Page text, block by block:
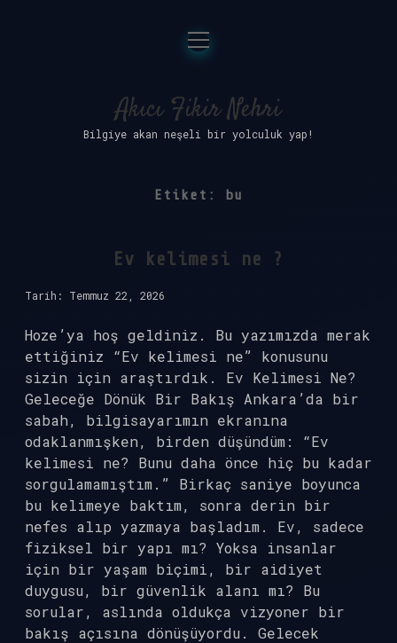
Anasayfa
Gizlilik Politikası
Yasal Uyarı
menüyü
aç
Akıcı Fikir Nehri
Bilgiye akan neşeli bir yolculuk yap!
Etiket: bu
Ev kelimesi ne ?
Tarih: Temmuz 22, 2026
Hoze’ya hoş geldiniz. Bu yazımızda merak
ettiğiniz “Ev kelimesi ne” konusunu
sizin için araştırdık. Ev Kelimesi Ne?
Geleceğe Dönük Bir Bakış Ankara’da bir
sabah, bilgisayarımın ekranına
odaklanmışken, birden düşündüm: “Ev
kelimesi ne? Bunu daha önce hiç bu kadar
sorgulamamıştım.” Birkaç saniye boyunca
bu kelimeye baktım, sonra derin bir
nefes alıp yazmaya başladım. Ev, sadece
fiziksel bir yapı mı? Yoksa insanlar
için bir yaşam biçimi, bir aidiyet
duygusu, bir güvenlik alanı mı? Bu
sorular, aslında oldukça vizyoner bir
bakış açısına dönüşüyordu. Gelecek